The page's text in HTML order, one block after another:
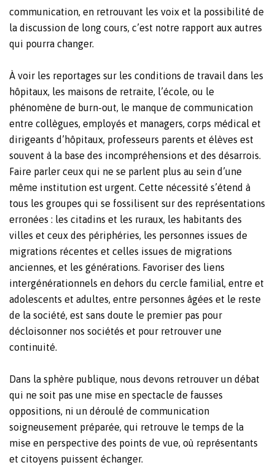
communication, en retrouvant les voix et la possibilité de
la discussion de long cours, c’est notre rapport aux autres
qui pourra changer.
À voir les reportages sur les conditions de travail dans les
hôpitaux, les maisons de retraite, l’école, ou le
phénomène de burn-out, le manque de communication
entre collègues, employés et managers, corps médical et
dirigeants d’hôpitaux, professeurs parents et élèves est
souvent à la base des incompréhensions et des désarrois.
Faire parler ceux qui ne se parlent plus au sein d’une
même institution est urgent. Cette nécessité s’étend à
tous les groupes qui se fossilisent sur des représentations
erronées : les citadins et les ruraux, les habitants des
villes et ceux des périphéries, les personnes issues de
migrations récentes et celles issues de migrations
anciennes, et les générations. Favoriser des liens
intergénérationnels en dehors du cercle familial, entre et
adolescents et adultes, entre personnes âgées et le reste
de la société, est sans doute le premier pas pour
décloisonner nos sociétés et pour retrouver une
continuité.
Dans la sphère publique, nous devons retrouver un débat
qui ne soit pas une mise en spectacle de fausses
oppositions, ni un déroulé de communication
soigneusement préparée, qui retrouve le temps de la
mise en perspective des points de vue, où représentants
et citoyens puissent échanger.